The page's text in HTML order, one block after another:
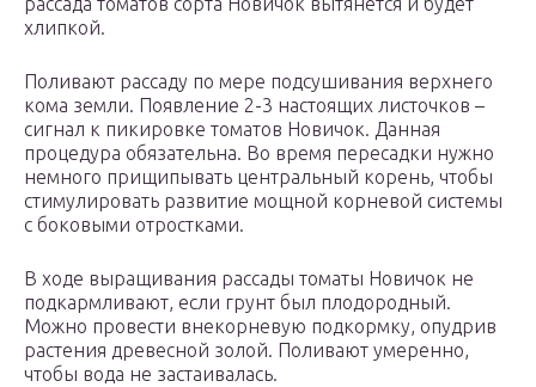
хлипкой.
Поливают рассаду по мере подсушивания верхнего
кома земли. Появление 2-3 настоящих листочков –
сигнал к пикировке томатов Новичок. Данная
процедура обязательна. Во время пересадки нужно
немного прищипывать центральный корень, чтобы
стимулировать развитие мощной корневой системы
с боковыми отростками.
В ходе выращивания рассады томаты Новичок не
подкармливают, если грунт был плодородный.
Можно провести внекорневую подкормку, опудрив
растения древесной золой. Поливают умеренно,
чтобы вода не застаивалась.